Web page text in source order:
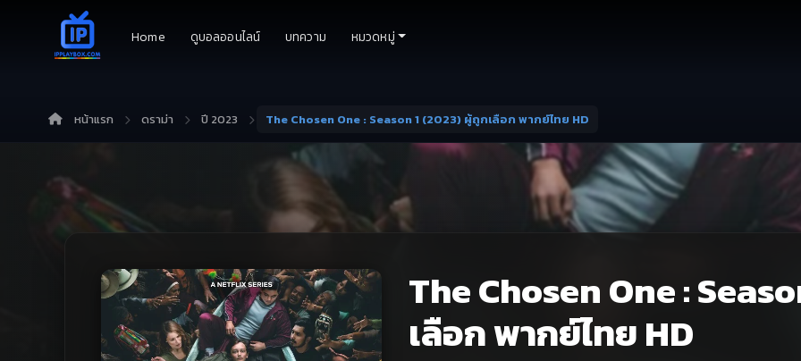
Home ดูบอลออนไลน์ บทความ หมวดหมู่
หน้าแรก ดราม่า ปี 2023 The Chosen One : Season 1 (2023) ผู้ถูกเลือก พากย์ไทย HD
The Chosen One :
เลือก พากย์ไทย HD